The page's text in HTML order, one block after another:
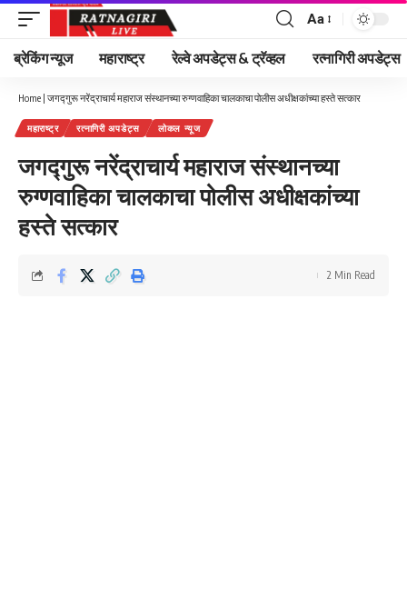
Font
Resizer
Aa
ब्रेकिंग न्यूज महाराष्ट्र रेल्वे अपडेट्स & ट्रॅव्हल रत्नागिरी अपडेट्स
Home | जगद्गुरू नरेंद्राचार्य महाराज संस्थानच्या रुग्णवाहिका चालकाचा पोलीस अधीक्षकांच्या हस्ते सत्कार
महाराष्ट्र रत्नागिरी अपडेट्स लोकल न्यूज
जगद्गुरू नरेंद्राचार्य महाराज संस्थानच्या
रुग्णवाहिका चालकाचा पोलीस अधीक्षकांच्या
हस्ते सत्कार
2 Min Read